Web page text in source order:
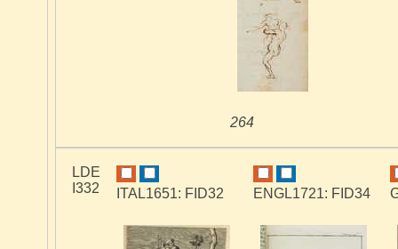
264
LDE
I332
ITAL1651: FID32 ENGL1721: FID34